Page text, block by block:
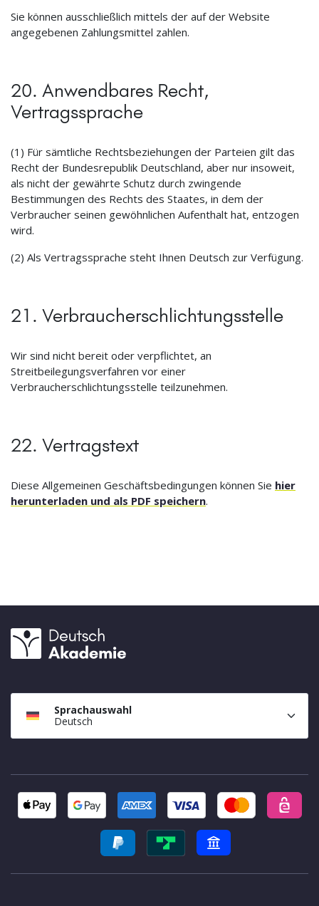
Sie können ausschließlich mittels der auf der Website
angegebenen Zahlungsmittel zahlen.
20. Anwendbares Recht,
Vertragssprache
(1) Für sämtliche Rechtsbeziehungen der Parteien gilt das
Recht der Bundesrepublik Deutschland, aber nur insoweit,
als nicht der gewährte Schutz durch zwingende
Bestimmungen des Rechts des Staates, in dem der
Verbraucher seinen gewöhnlichen Aufenthalt hat, entzogen
wird.
(2) Als Vertragssprache steht Ihnen Deutsch zur Verfügung.
21. Verbraucherschlichtungsstelle
Wir sind nicht bereit oder verpflichtet, an
Streitbeilegungsverfahren vor einer
Verbraucherschlichtungsstelle teilzunehmen.
22. Vertragstext
Diese Allgemeinen Geschäftsbedingungen können Sie hier
herunterladen und als PDF speichern.
Sprachauswahl
Deutsch